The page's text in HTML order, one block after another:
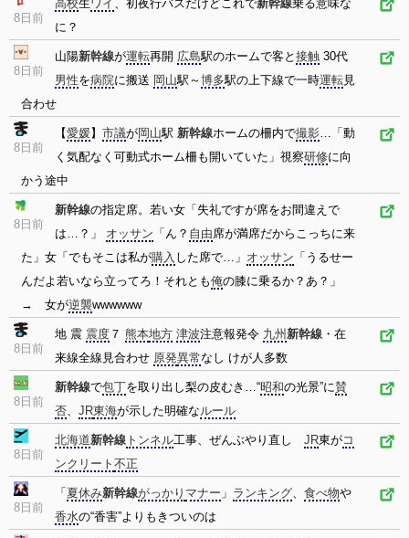
8日前
高校生ワイ 、初夜行バスだけどこれで新幹線乗る意味な
に？
8日前
山陽新幹線が運転再開 広島駅のホームで客と 接触 30代
男性を病院に搬送 岡山駅～博多駅の上下線で一時運転見
合わせ
8日前
【愛媛】 市議が岡山駅 新幹線ホームの柵内で撮影…「動
く気配なく可動式ホーム柵も開いていた」視察研修に向
かう途中
8日前
新幹線の指定席。若い女「失礼ですが席をお間違えで
は…？」 オッサン 「ん？ 自由席が満席だからこっちに来
た」女「でもそこは私が購入 した席で…」 オッサン 「うるせー
んだよ若いなら立ってろ！それとも俺の膝に乗るか？あ？」
→ 女が逆襲wwwwww
8日前
地 震 震度 ７ 熊本地方 津波注意報発令 九州 新幹線 ・在
来線全線見合わせ 原発異常なし けが人多数
8日前
新幹線で包丁を取り出し梨の皮むき…“昭和の光景”に賛
否、 JR東海が示した明確なルール
8日前
北海道新幹線 トンネル工事、ぜんぶやり直し JR東がコ
ンクリート 不正
8日前
「 夏休み新幹線がっかり マナー 」 ランキング、 食べ物や
香水の“香害”よりもきついのは